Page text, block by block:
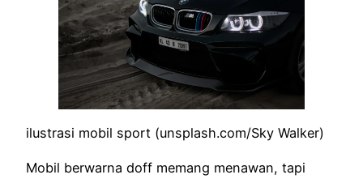
ilustrasi mobil sport (unsplash.com/Sky Walker)
Mobil berwarna doff memang menawan, tapi